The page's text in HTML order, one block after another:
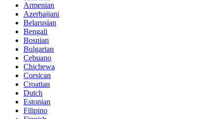
Armenian
Azerbaijani
Belarusian
Bengali
Bosnian
Bulgarian
Cebuano
Chichewa
Corsican
Croatian
Dutch
Estonian
Filipino